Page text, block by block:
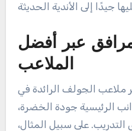
عبر أفضل
الملاعب
ملاعب الجولف الرائدة في
الرئيسية جودة الخضرة،
التدريب. على سبيل المثال،